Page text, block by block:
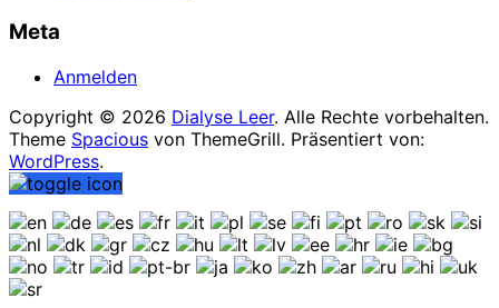
Meta
Anmelden
Copyright © 2026 Dialyse Leer. Alle Rechte vorbehalten.
Theme Spacious von ThemeGrill. Präsentiert von:
WordPress.